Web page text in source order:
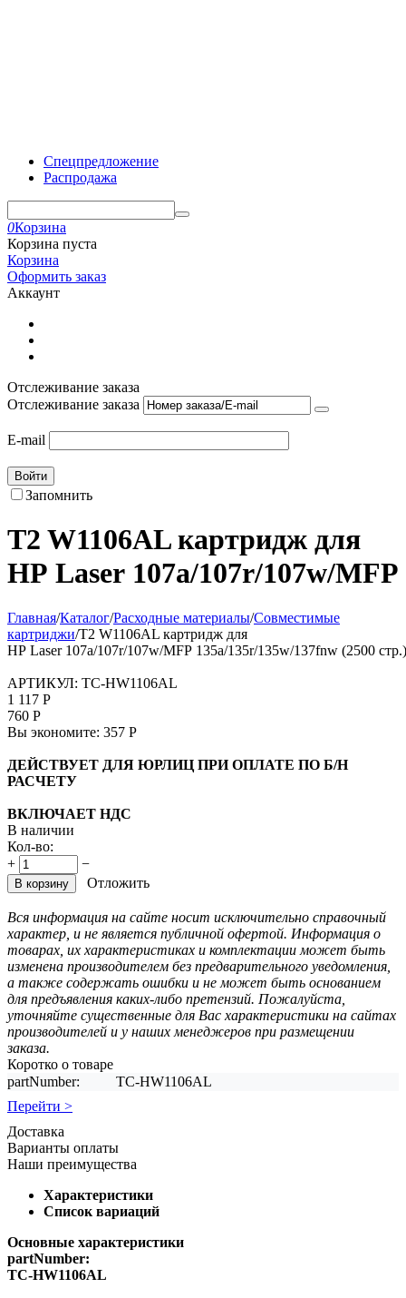
Спецпредложение
Распродажа
0Корзина
Корзина пуста
Корзина
Оформить заказ
Аккаунт
Отслеживание заказа
Отслеживание заказа
E-mail
Войти
Запомнить
T2 W1106AL картридж для
HP Laser 107a/107r/107w/
Главная/Каталог/Расходные материалы/Совместимые
картриджи/T2 W1106AL картридж для
HP Laser 107a/107r/107w/MFP 135a/135r/135w/137fnw (2500
АРТИКУЛ: TC-HW1106AL
1 117 Р
760 Р
Вы экономите: 357 Р
ДЕЙСТВУЕТ ДЛЯ ЮРЛИЦ ПРИ ОПЛАТЕ ПО Б/Н
РАСЧЕТУ
ВКЛЮЧАЕТ НДС
В наличии
Кол-во:
+
−
В корзину Отложить
Вся информация на сайте носит исключительно справочный
характер, и не является публичной офертой. Информация о
товарах, их характеристиках и комплектации может быть
изменена производителем без предварительного уведомления,
а также содержать ошибки и не может быть основанием
для предъявления каких-либо претензий. Пожалуйста,
уточняйте существенные для Вас характеристики на сайтах
производителей и у наших менеджеров при размещении
заказа.
Коротко о товаре
partNumber:
TC-HW1106AL
Перейти >
Доставка
Варианты оплаты
Наши преимущества
Характеристики
Список вариаций
Основные характеристики
partNumber:
TC-HW1106AL